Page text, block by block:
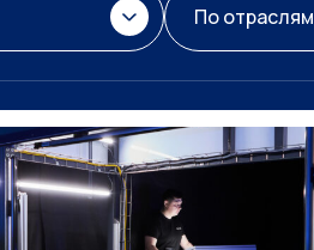
По отраслям